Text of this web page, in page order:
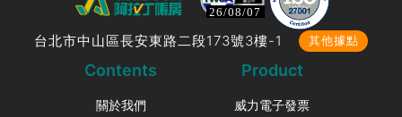
26/08/07
台北市中山區長安東路二段173號3樓-1 其他據點
Contents
關於我們
Product
威力電子發票